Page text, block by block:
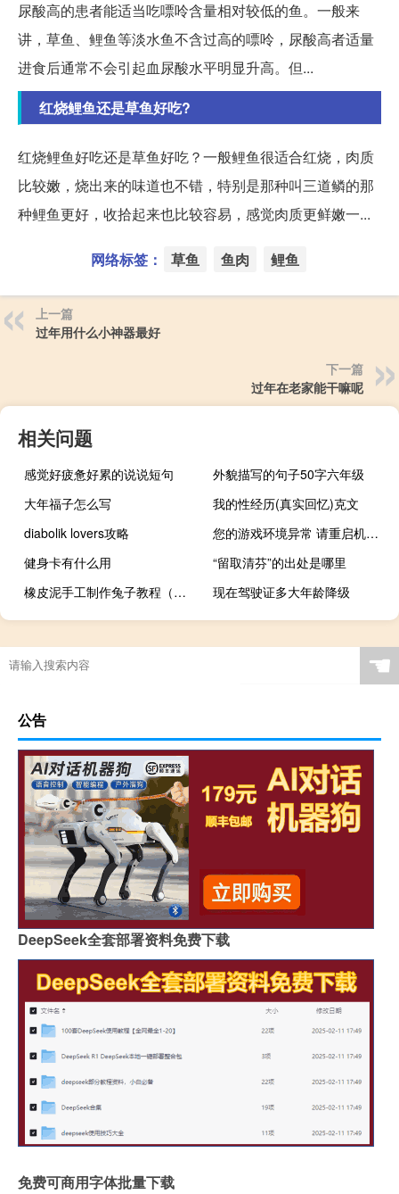
尿酸高的患者能适当吃嘌呤含量相对较低的鱼。一般来
讲，草鱼、鲤鱼等淡水鱼不含过高的嘌呤，尿酸高者适量
进食后通常不会引起血尿酸水平明显升高。但...
红烧鲤鱼还是草鱼好吃?
红烧鲤鱼好吃还是草鱼好吃？一般鲤鱼很适合红烧，肉质
比较嫩，烧出来的味道也不错，特别是那种叫三道鳞的那
种鲤鱼更好，收拾起来也比较容易，感觉肉质更鲜嫩一...
网络标签： 草鱼 鱼肉 鲤鱼
上一篇
过年用什么小神器最好
下一篇
过年在老家能干嘛呢
相关问题
感觉好疲惫好累的说说短句
外貌描写的句子50字六年级
大年福子怎么写
我的性经历(真实回忆)克文
diabolik lovers攻略
您的游戏环境异常 请重启机器后再试 lol
健身卡有什么用
“留取清芬”的出处是哪里
橡皮泥手工制作兔子教程（橡皮泥手工制作兔子）
现在驾驶证多大年龄降级
☚
公告
DeepSeek全套部署资料免费下载
免费可商用字体批量下载